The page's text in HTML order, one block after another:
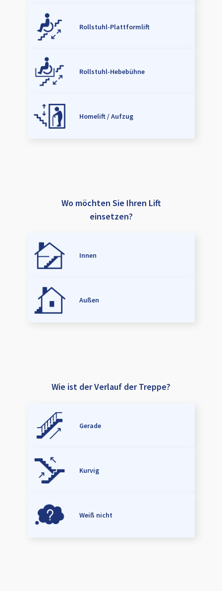
Rollstuhl-Plattformlift
Rollstuhl-Hebebühne
Homelift / Aufzug
Wo möchten Sie Ihren Lift
einsetzen?
Innen
Außen
Wie ist der Verlauf der Treppe?
Gerade
Kurvig
Weiß nicht